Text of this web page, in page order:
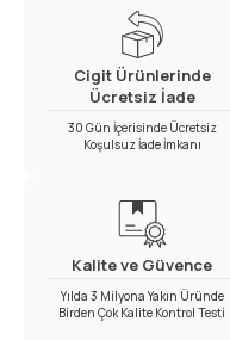
Cigit Ürünlerinde
Ücretsiz İade
30 Gün İçerisinde Ücretsiz
Koşulsuz İade İmkanı
Kalite ve Güvence
Yılda 3 Milyona Yakın Üründe
Birden Çok Kalite Kontrol Testi